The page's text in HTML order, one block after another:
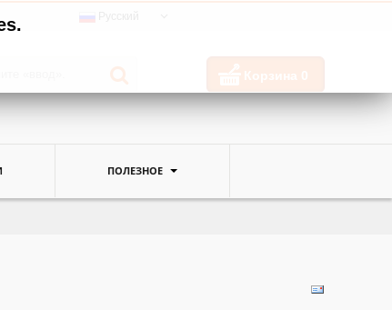
Корзина 0
ПОЛЕЗНОЕ